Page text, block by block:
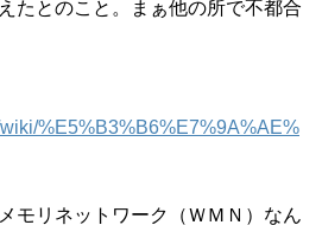
たとのこと。まぁ他の所で不都合
%E5%B3%B6%E7%9A%AE%
モリネットワーク（ＷＭＮ）なん